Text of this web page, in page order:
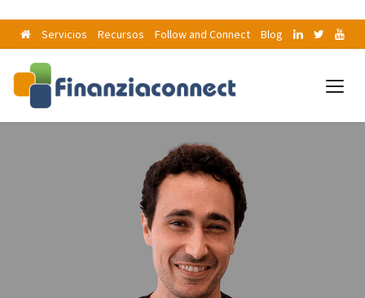
Servicios Recursos Follow and Connect Blog